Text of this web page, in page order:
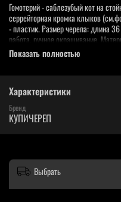
Гомотерий - саблезубый кот на
серрейторная кромка клыков
- пластик. Размер черепа: длина
работа, ручное окрашивание.
стойке - 42 см. Модель
коллекционирования, дорогой
Показать полностью
Характеристики
Бренд
КУПИЧЕРЕП
Выбрать